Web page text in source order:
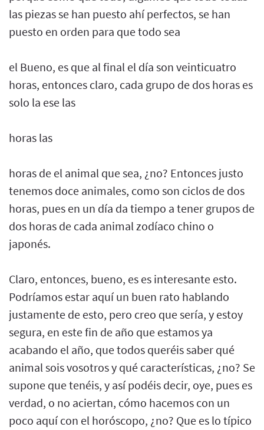
las piezas se han puesto ahí perfectos, se han
puesto en orden para que todo sea
el Bueno, es que al final el día son veinticuatro
horas, entonces claro, cada grupo de dos horas es
solo la ese las
horas las
horas de el animal que sea, ¿no? Entonces justo
tenemos doce animales, como son ciclos de dos
horas, pues en un día da tiempo a tener grupos de
dos horas de cada animal zodíaco chino o
japonés.
Claro, entonces, bueno, es es interesante esto.
Podríamos estar aquí un buen rato hablando
justamente de esto, pero creo que sería, y estoy
segura, en este fin de año que estamos ya
acabando el año, que todos queréis saber qué
animal sois vosotros y qué características, ¿no? Se
supone que tenéis, y así podéis decir, oye, pues es
verdad, o no aciertan, cómo hacemos con un
poco aquí con el horóscopo, ¿no? Que es lo típico